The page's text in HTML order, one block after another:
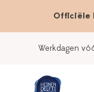
Officiële
Werkdagen